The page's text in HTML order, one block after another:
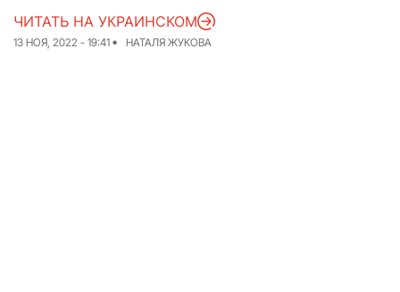
Команда
13 НОЯ, 2022 - 19:41 НАТАЛЯ ЖУКОВА
ЧИТАТЬ НА УКРАИНСКОМ